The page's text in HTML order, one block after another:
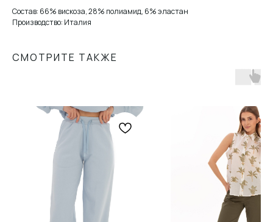
Состав: 66% вискоза, 28% полиамид, 6% эластан
Производство: Италия
СМОТРИТЕ ТАКЖЕ